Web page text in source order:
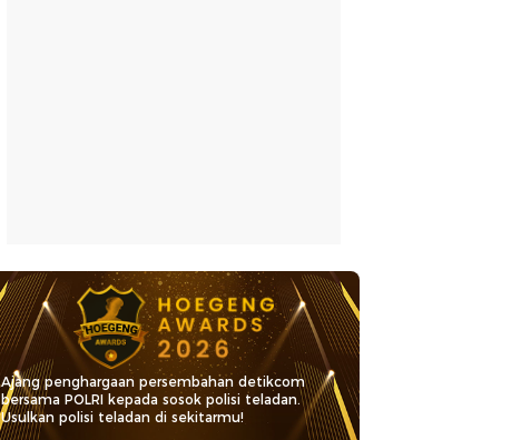
Ajang penghargaan persembahan detikcom
bersama POLRI kepada sosok polisi teladan.
Usulkan polisi teladan di sekitarmu!